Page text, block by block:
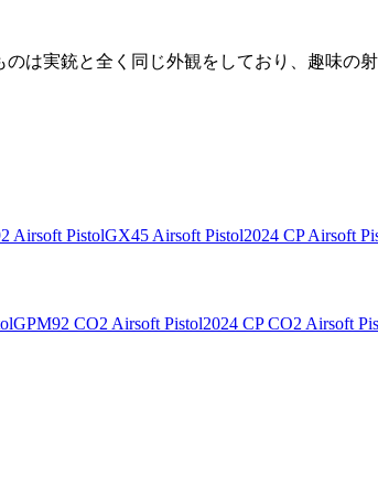
は実銃と全く同じ外観をしており、趣味の
Airsoft PistolGX45 Airsoft Pistol2024 CP Airsoft
GPM92 CO2 Airsoft Pistol2024 CP CO2 Airsoft